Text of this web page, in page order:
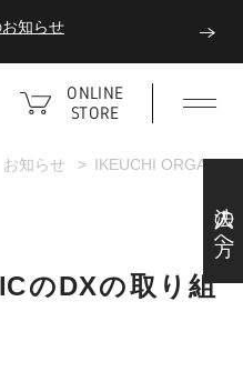
知らせ
ィブに楽しむ夏タオル
ONLINE
STORE
法人の方へ
お知らせ IKEUCHI ORGANIC
のDXの取り組